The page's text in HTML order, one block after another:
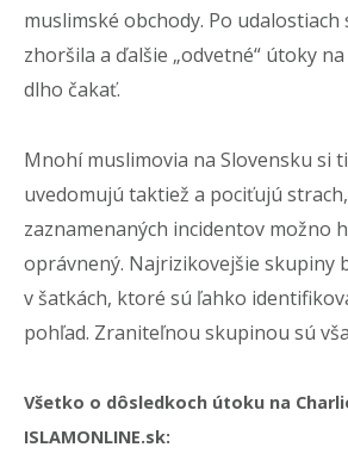
muslimské obchody. Po udalostiach
zhoršila a ďalšie „odvetné“ útoky
dlho čakať.
Mnohí muslimovia na Slovensku si
uvedomujú taktiež a pociťujú
zaznamenaných incidentov možno
oprávnený. Najrizikovejšie skupiny
v šatkách, ktoré sú ľahko
pohľad. Zraniteľnou skupinou sú
Všetko o dôsledkoch útoku na
ISLAMONLINE.sk: